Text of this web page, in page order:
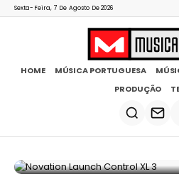
Sexta-Feira, 7 De Agosto De 2026
HOME MÚSICA PORTUGUESA
PRODUÇÃO